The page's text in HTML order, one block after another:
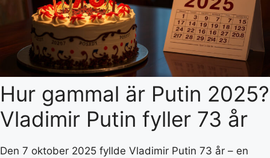
Hur gammal är Putin 2025?
Vladimir Putin fyller 73 år
Den 7 oktober 2025 fyllde Vladimir Putin 73 år – en